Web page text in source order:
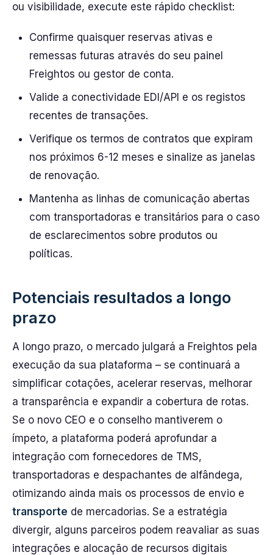
ou visibilidade, execute este rápido checklist:
Confirme quaisquer reservas ativas e
remessas futuras através do seu painel
Freightos ou gestor de conta.
Valide a conectividade EDI/API e os registos
recentes de transações.
Verifique os termos de contratos que expiram
nos próximos 6-12 meses e sinalize as janelas
de renovação.
Mantenha as linhas de comunicação abertas
com transportadoras e transitários para o caso
de esclarecimentos sobre produtos ou
políticas.
Potenciais resultados a longo
prazo
A longo prazo, o mercado julgará a Freightos pela
execução da sua plataforma – se continuará a
simplificar cotações, acelerar reservas, melhorar
a transparência e expandir a cobertura de rotas.
Se o novo CEO e o conselho mantiverem o
ímpeto, a plataforma poderá aprofundar a
integração com fornecedores de TMS,
transportadoras e despachantes de alfândega,
otimizando ainda mais os processos de envio e
transporte de mercadorias. Se a estratégia
divergir, alguns parceiros podem reavaliar as suas
integrações e alocação de recursos digitais